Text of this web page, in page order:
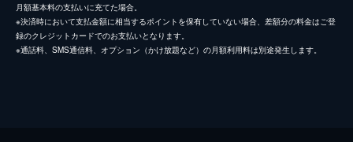
月額基本料の支払いに充てた場合。
※決済時において支払金額に相当するポイントを保有していない場合、差額分の料金はご登
録のクレジットカードでのお支払いとなります。
※通話料、SMS通信料、オプション（かけ放題など）の月額利用料は別途発生します。